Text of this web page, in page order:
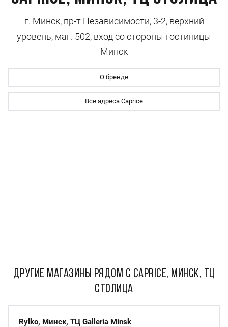
г. Минск, пр-т Независимости, 3-2, верхний
уровень, маг. 502, вход со стороны гостиницы
Минск
О бренде
Все адреса Caprice
ДРУГИЕ МАГАЗИНЫ РЯДОМ С Caprice, Минск, ТЦ
Столица
Rylko, Минск, ТЦ Galleria Minsk